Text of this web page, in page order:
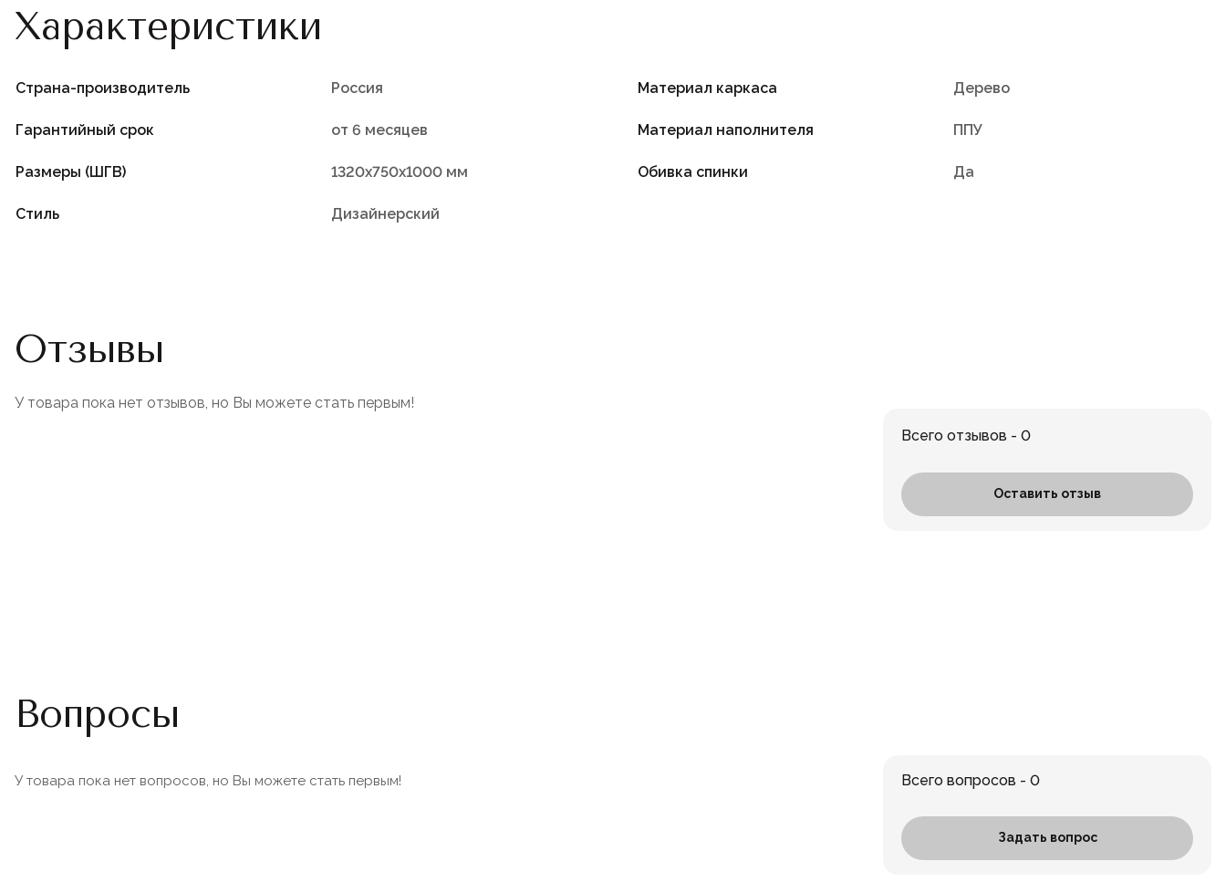
Характеристики
Страна-производитель Россия
Гарантийный срок от 6 месяцев
Размеры (ШГВ) 1320х750х1000 мм
Стиль Дизайнерский
Материал каркаса Дерево
Материал наполнителя ППУ
Обивка спинки Да
Отзывы
Всего отзывов - 0
Оставить отзыв
У товара пока нет отзывов, но Вы можете стать первым!
Вопросы
Всего вопросов - 0
Задать вопрос
У товара пока нет вопросов, но Вы можете стать первым!